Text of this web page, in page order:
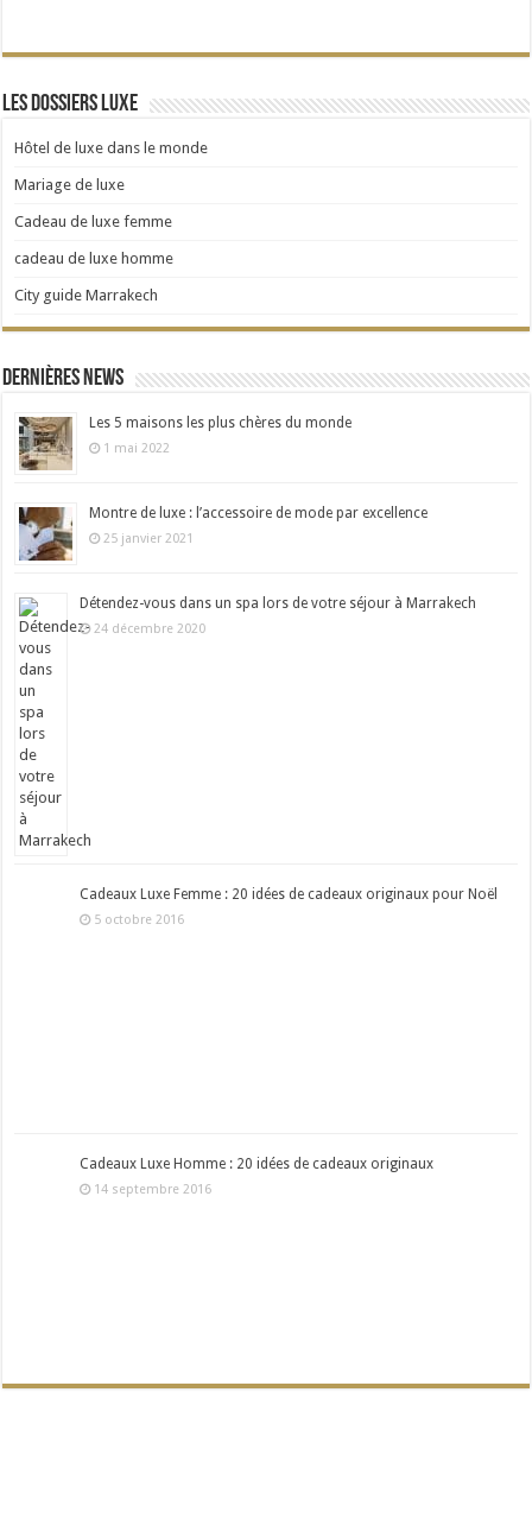
Les dossiers Luxe
Hôtel de luxe dans le monde
Mariage de luxe
Cadeau de luxe femme
cadeau de luxe homme
City guide Marrakech
Dernières news
Les 5 maisons les plus chères du monde
1 mai 2022
Montre de luxe : l’accessoire de mode par excellence
25 janvier 2021
Détendez-vous dans un spa lors de votre séjour à Marrakech
24 décembre 2020
Cadeaux Luxe Femme : 20 idées de cadeaux originaux pour Noël
5 octobre 2016
Cadeaux Luxe Homme : 20 idées de cadeaux originaux
14 septembre 2016